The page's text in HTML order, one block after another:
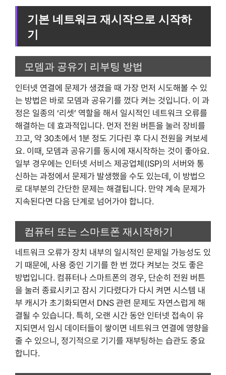
기본 네트워크 재시작으로 시작하
기
모뎀과 공유기 리부팅 방법
인터넷 연결에 문제가 생겼을 때 가장 먼저 시도해볼 수 있
는 방법은 바로 모뎀과 공유기를 껐다 켜는 것입니다. 이 과
정은 일종의 ‘리셋’ 역할을 해서 일시적인 네트워크 오류를
해결하는 데 효과적입니다. 먼저 전원 버튼을 눌러 장비를
끄고, 약 30초에서 1분 정도 기다린 후 다시 전원을 켜보세
요. 이때, 모뎀과 공유기를 동시에 재시작하는 것이 좋아요.
일부 경우에는 인터넷 서비스 제공업체(ISP)의 서버와 통
신하는 과정에서 문제가 발생했을 수도 있는데, 이 방법으
로 대부분의 간단한 문제는 해결됩니다. 만약 계속 문제가
지속된다면 다음 단계로 넘어가야 합니다.
컴퓨터 또는 스마트폰 재시작하기
네트워크 오류가 장치 내부의 일시적인 문제일 가능성도 있
기 때문에, 사용 중인 기기를 한 번 껐다 켜보는 것도 좋은
방법입니다. 컴퓨터나 스마트폰의 경우, 단순히 전원 버튼
을 눌러 종료시키고 잠시 기다렸다가 다시 켜면 시스템 내
부 캐시가 초기화되면서 DNS 관련 문제도 자연스럽게 해
결될 수 있습니다. 특히, 오랜 시간 동안 인터넷 접속이 유
지되면서 임시 데이터들이 쌓이면 네트워크 연결에 영향을
줄 수 있으니, 정기적으로 기기를 재부팅하는 습관도 중요
합니다.